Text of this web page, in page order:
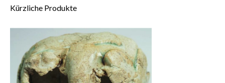
Kürzliche Produkte